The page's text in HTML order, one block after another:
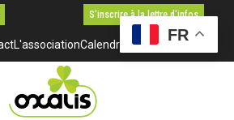
S'inscrire à la lettre d'infos
L'associationCalendrier
FR